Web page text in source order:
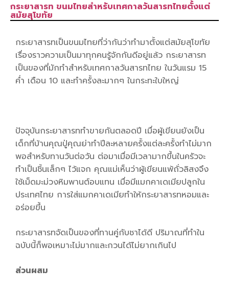
กระยาสารท ขนมไทยสำหรับเทศกาลวันสารทไทยตั้งแต่
สมัยสุโขทัย
กระยาสารทเป็นขนมไทยที่ว่ากันว่าทำมาตั้งแต่สมัยสุโขทัย
เรื่องราวความเป็นมาทุกคนรู้จักกันดีอยู่แล้ว กระยาสารท
เป็นของที่มักทำสำหรับเทศกาลวันสารทไทย ในวันแรม 15
ค่ำ เดือน 10 และทำครั้งละมากๆ ในกระทะใบใหญ่
ปัจจุบันกระยาสารททำขายกันตลอดปี เมื่อผู้เขียนยังเป็น
เด็กที่บ้านคุณปู่คุณย่าทำปีละหลายครั้งแต่ละครั้งทำไม่มาก
พอสำหรับทานวันต่อวัน ต่อมาเมื่อมีเวลามากขึ้นในครัวจะ
ทำเป็นชิ้นเล็กๆ ไว้แจก คุณแม่เห็นว่าผู้เขียนแพ้ถั่วลิสงจึง
ใช้เม็ดมะม่วงหิมพานต์อบแทน เมื่อมีแมกคาเดเมียปลูกใน
ประเทศไทย การใส่แมกคาเดเมียทำให้กระยาสารทหอมและ
อร่อยขึ้น
กระยาสารทจัดเป็นของที่ทานคู่กับชาได้ดี ปริมาณที่ทำใน
ฉบับนี้ก็พอเหมาะไม่มากและกวนได้ไม่ยากเกินไป
ส่วนผสม